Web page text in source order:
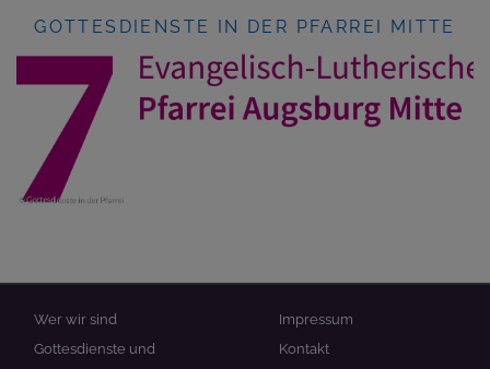
GOTTESDIENSTE IN DER PFARREI MITTE
Hauptnavigation
Wer wir sind
Gottesdienste und
Fußbereichsmenü
Impressum
Kontakt